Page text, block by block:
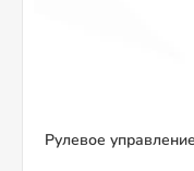
Рулевое